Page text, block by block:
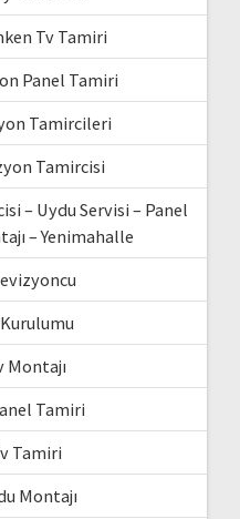
Tv Tamiri
Panel Tamiri
Tamircileri
Tamircisi
– Uydu Servisi – Panel
– Yenimahalle
Montajı
Tamiri
Tamiri
Montajı